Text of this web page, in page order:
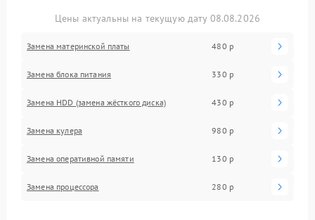
Цены актуальны на текущую дату 08.08.2026
Замена материнской платы 480 р
Замена блока питания 330 р
Замена HDD (замена жёсткого диска) 430 р
Замена кулера 980 р
Замена оперативной памяти 130 р
Замена процессора 280 р